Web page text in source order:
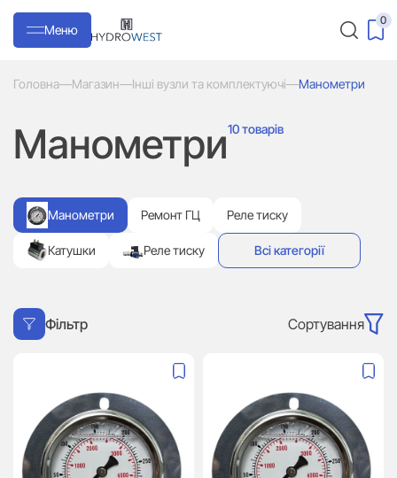
Меню
0
Головна—Магазин—Інші вузли та комплектуючі—Манометри
Манометри10 товарів
Ремонт ГЦ
Манометри Реле тиску
Катушки Реле тиску Всі категорії
Фільтр Сортування